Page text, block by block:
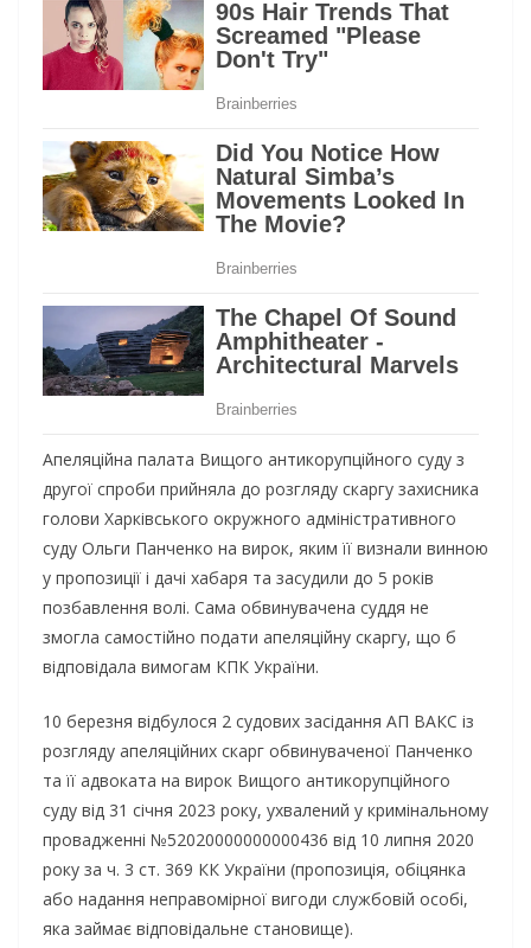
Апеляційна палата Вищого антикорупційного суду з
другої спроби прийняла до розгляду скаргу захисника
голови Харківського окружного адміністративного
суду Ольги Панченко на вирок, яким її визнали винною
у пропозиції і дачі хабаря та засудили до 5 років
позбавлення волі. Сама обвинувачена суддя не
змогла самостійно подати апеляційну скаргу, що б
відповідала вимогам КПК України.
10 березня відбулося 2 судових засідання АП ВАКС із
розгляду апеляційних скарг обвинуваченої Панченко
та її адвоката на вирок Вищого антикорупційного
суду від 31 січня 2023 року, ухвалений у кримінальному
провадженні №52020000000000436 від 10 липня 2020
року за ч. 3 ст. 369 КК України (пропозиція, обіцянка
або надання неправомірної вигоди службовій особі,
яка займає відповідальне становище).